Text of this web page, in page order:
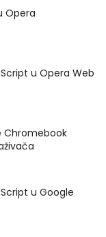
Opera
u Opera Web
Chromebook
u Google